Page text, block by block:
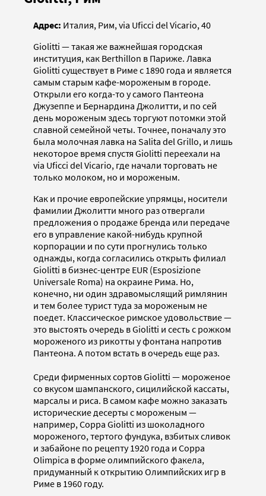
Адрес: Италия, Рим, via Uficci del Vicario, 40
Giolitti — такая же важнейшая городская
институция, как Berthillon в Париже. Лавка
Giolitti существует в Риме с 1890 года и является
самым старым кафе-мороженым в городе.
Открыли его когда-то у самого Пантеона
Джузеппе и Бернардина Джолитти, и по сей
день мороженым здесь торгуют потомки этой
славной семейной четы. Точнее, поначалу это
была молочная лавка на Salita del Grillo, и лишь
некоторое время спустя Giolitti переехали на
via Uficci del Vicario, где начали торговать не
только молоком, но и мороженым.
Как и прочие европейские упрямцы, носители
фамилии Джолитти много раз отвергали
предложения о продаже бренда или передаче
его в управление какой-нибудь крупной
корпорации и по сути прогнулись только
однажды, когда согласились открыть филиал
Giolitti в бизнес-центре EUR (Esposizione
Universale Roma) на окраине Рима. Но,
конечно, ни один здравомыслящий римлянин
и тем более турист туда за мороженым не
поедет. Классическое римское удовольствие —
это выстоять очередь в Giolitti и сесть с рожком
мороженого из рикотты у фонтана напротив
Пантеона. А потом встать в очередь еще раз.
Среди фирменных сортов Giolitti — мороженое
со вкусом шампанского, сицилийской кассаты,
марсалы и риса. В самом кафе можно заказать
исторические десерты с мороженым —
например, Coppa Giolitti из шоколадного
мороженого, тертого фундука, взбитых сливок
и забайоне по рецепту 1920 года и Coppa
Olimpica в форме олимпийского факела,
придуманный к открытию Олимпийских игр в
Риме в 1960 году.